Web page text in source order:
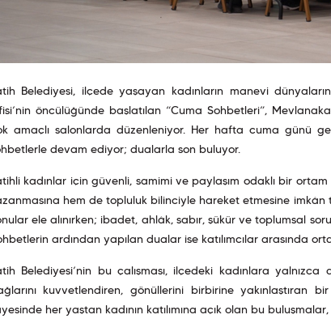
Belediyesi, ilçede yaşayan kadınların manevi
öncülüğünde başlatılan “Cuma Sohbetleri”,
amaçlı salonlarda düzenleniyor. Her hafta cuma günü
devam ediyor; dualarla son buluyor.
kadınlar için güvenli, samimi ve paylaşım odaklı bir
hem de topluluk bilinciyle hareket etmesine imkân
ele alınırken; ibadet, ahlâk, sabır, şükür ve toplumsal
ardından yapılan dualar ise katılımcılar arasında
Belediyesi’nin bu çalışması, ilçedeki kadınlara
kuvvetlendiren, gönüllerini birbirine yakınlaştıran
her yaştan kadının katılımına açık olan bu